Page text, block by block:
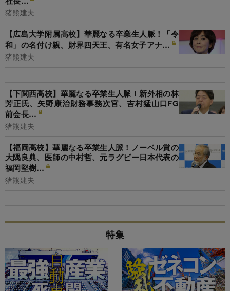
猪熊建夫
【広島大学附属高校】華麗なる卒業生人脈！「令
和」の名付け親、財界四天王、有名女子アナ…
猪熊建夫
【下関西高校】華麗なる卒業生人脈！新外相の林
芳正氏、矢野康治財務事務次官、吉村猛山口FG
前会長…
猪熊建夫
【福岡高校】華麗なる卒業生人脈！ノーベル賞の
大隅良典、医師の中村哲、元ラグビー日本代表の
福岡堅樹…
猪熊建夫
特集